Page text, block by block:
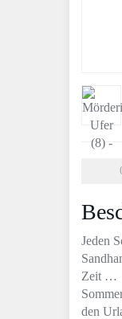
Jeden
Zeit …
den